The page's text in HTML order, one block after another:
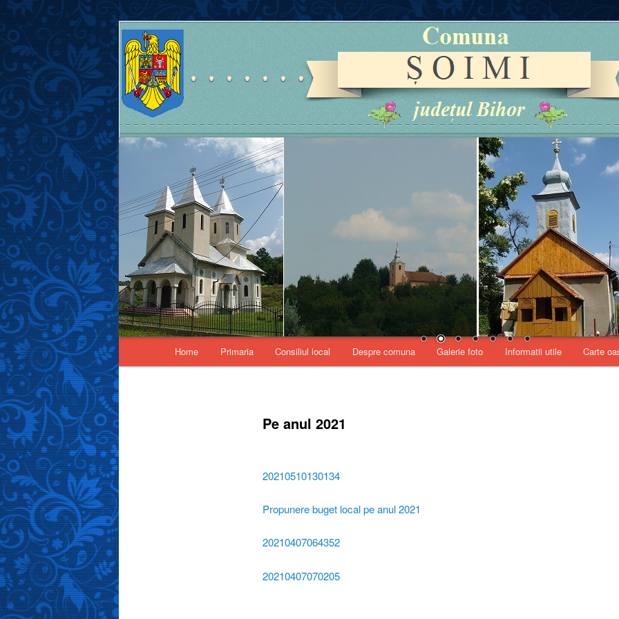
Skip to primary content
Home Primaria Consiliul local Despre comuna Galerie foto Informatii utile Carte
Pe anul 2021
20210510130134
Propunere buget local pe anul 2021
20210407064352
20210407070205